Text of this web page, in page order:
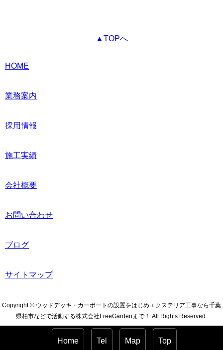
▲TOPへ
HOME
業務案内
採用情報
施工実績
会社概要
お問い合わせ
ブログ
サイトマップ
Copyright © ウッドデッキ・カーポートの設置をはじめエクステリア工事なら千葉
県柏市などで活動する株式会社FreeGardenまで！ All Rights Reserved.
Home Tel Map Top